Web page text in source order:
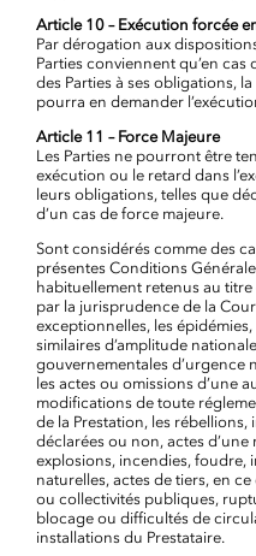
Article 10 – Exécution forcée
Par dérogation aux
Parties conviennent qu’en cas
des Parties à ses obligations,
pourra en demander
Article 11 – Force Majeure
Les Parties ne pourront être
exécution ou le retard dans
leurs obligations, telles que
d’un cas de force majeure.
Sont considérés comme des
présentes Conditions
habituellement retenus au
par la jurisprudence de la
exceptionnelles, les
similaires d’amplitude
gouvernementales d’urgence
les actes ou omissions d’une
modifications de toute
de la Prestation, les
déclarées ou non, actes
explosions, incendies, foudre,
naturelles, actes de tiers, en
ou collectivités publiques,
blocage ou difficultés de
installations du Prestataire.